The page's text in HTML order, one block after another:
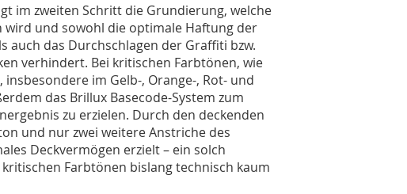
im zweiten Schritt die Grundierung, welche
und sowohl die optimale Haftung der
auch das Durch­schlagen der Graffiti bzw.
verhindert. Bei kritischen Farbtönen, wie
im Gelb-, Orange-, Rot- und
das Brillux Basecode-System zum
zu erzielen. Durch den deckenden
und nur zwei weitere Anstriche des
Deckvermögen erzielt – ein solch
Farbtönen bislang technisch kaum